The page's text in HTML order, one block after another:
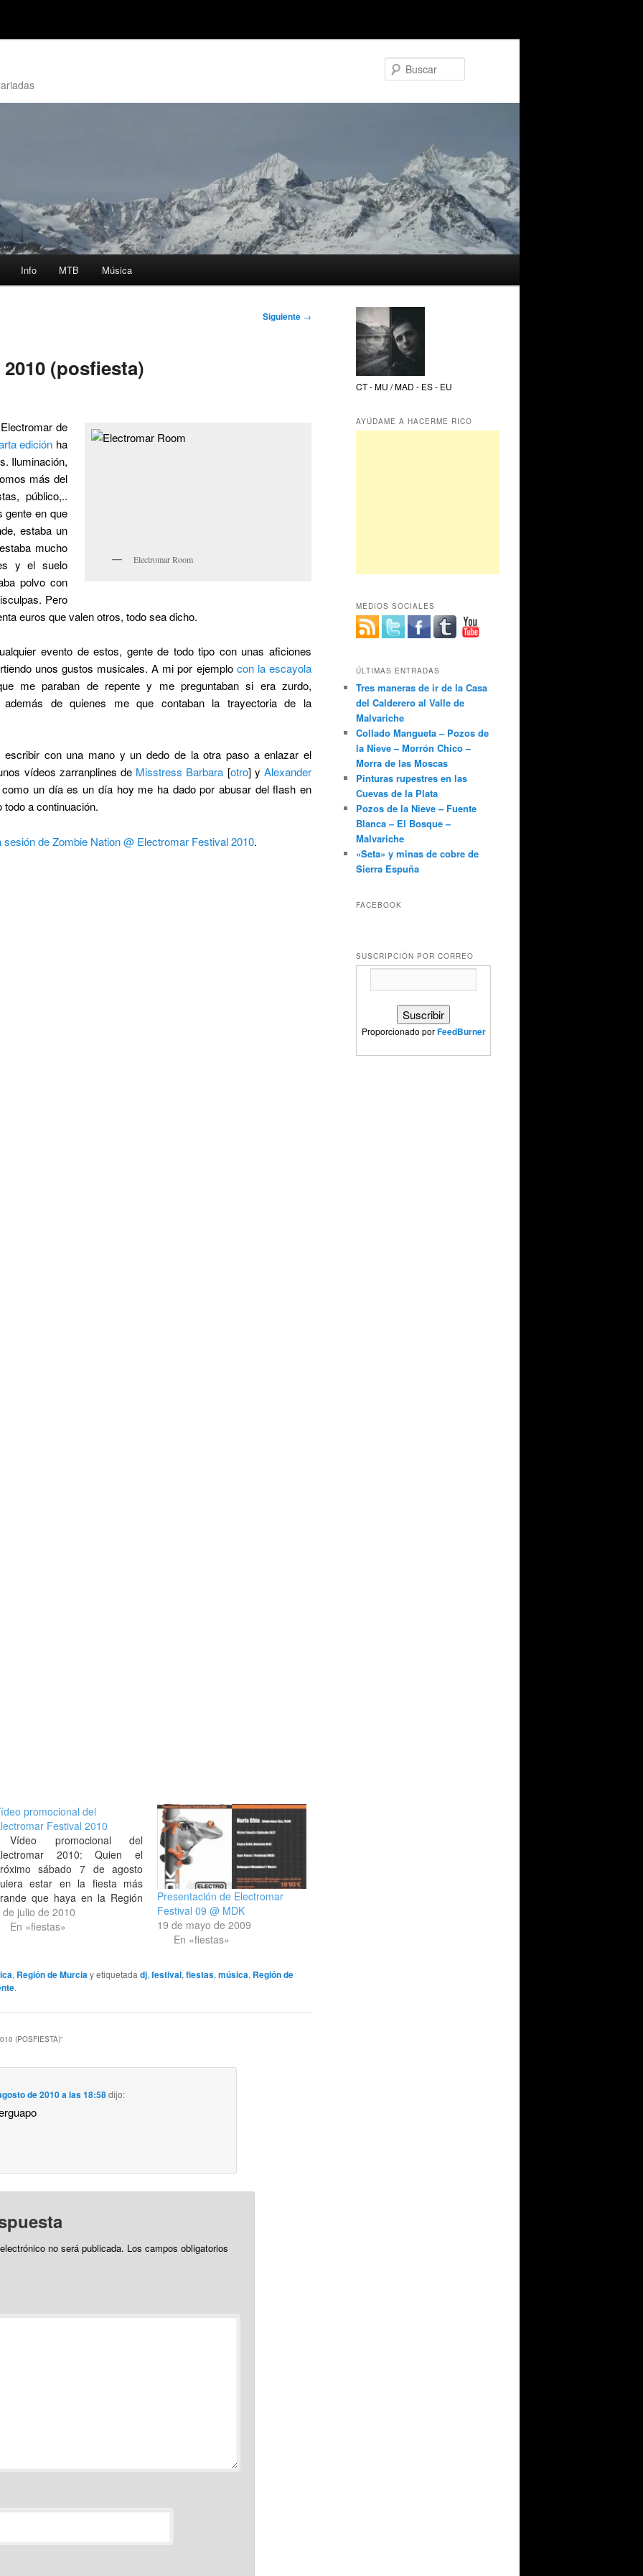
Info MTB Música
Siguiente →
(posfiesta)
Electromar Room
de
edición ha
Iluminación,
más del
público,..
gente en que
estaba un
mucho
y el suelo
polvo con
Pero
euros que valen otros, todo sea dicho.
evento de estos, gente de todo tipo con unas aficiones
unos gustos musicales. A mi por ejemplo con la escayola
me paraban de repente y me preguntaban si era zurdo,
además de quienes me que contaban la trayectoria de la
con una mano y un dedo de la otra paso a enlazar el
vídeos zarranplines de Misstress Barbara [otro] yAlexander
un día es un día hoy me ha dado por abusar del flash en
a continuación.
de Zombie Nation @ Electromar Festival 2010.
promocional del
Festival 2010
Vídeo promocional del
2010: Quien el
sábado 7 de agosto
estar en la fiesta más
que haya en la Región
sabe [web del festival].
de julio de 2010
En «fiestas»
Presentación de Electromar
Festival 09 @ MDK
19 de mayo de 2009
En «fiestas»
, Región de Murciay etiquetada dj, festival, fiestas, música, Región de
.
(POSFIESTA)”
de 2010 a las 18:58 dijo:
no será publicada. Los campos obligatorios
CT - MU / MAD - ES - EU
AYÚDAME A HACERME RICO
MEDIOS SOCIALES
ÚLTIMAS ENTRADAS
Tres maneras de ir de la Casa
del Calderero al Valle de
Malvariche
Collado Mangueta – Pozos de
la Nieve – Morrón Chico –
Morra de las Moscas
Pinturas rupestres en las
Cuevas de la Plata
Pozos de la Nieve – Fuente
Blanca – El Bosque –
Malvariche
«Seta» y minas de cobre de
Sierra Espuña
FACEBOOK
SUSCRIPCIÓN POR CORREO
Proporcionado porFeedBurner